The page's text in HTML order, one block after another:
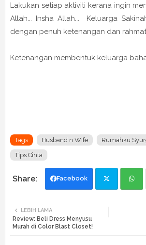
Lakukan setiap aktiviti kerana ingin
Allah... Insha Allah... Keluarga
dengan penuh ketenangan dan rahmat.
Ketenangan membentuk keluarga
Tags Husband n Wife Rumahku
Tips Cinta
Facebook
LEBIH LAMA
Review: Beli Dress Menyusu
Murah di Color Blast Closet!